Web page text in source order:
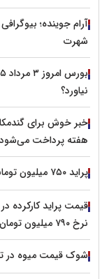
آرام جوینده؛
شهرت
نیاورد؟
خبر خوش برای
هفته پرداخت می‌شود
پراید ۷۵۰ میلیون تومانی؛ خرید پراید کارکرده منطقی‌تر است یا تیبا؟
نرخ ۷۹۰ میلیون تومان
شوک قیمت میوه در تهران/